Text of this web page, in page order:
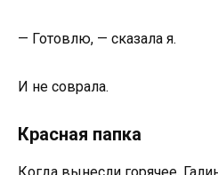
— Готовлю, — сказала я.
И не соврала.
Красная папка